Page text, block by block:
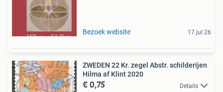
Bezoek website 17 jul 26
ZWEDEN 22 Kr. zegel Abstr. schilderijen
Hilma af Klint 2020
€ 0,75 Details